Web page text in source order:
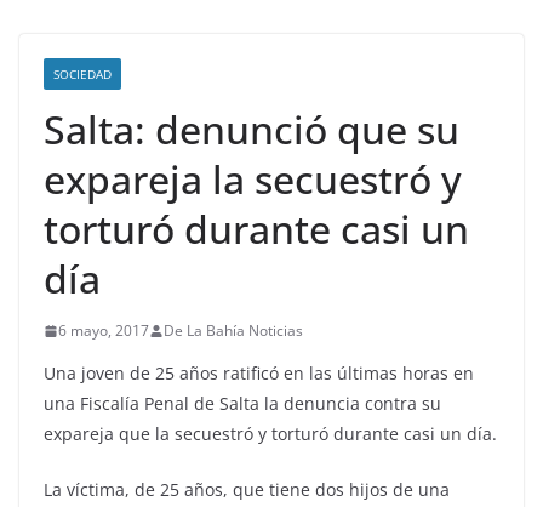
SOCIEDAD
Salta: denunció que su
expareja la secuestró y
torturó durante casi un
día
6 mayo, 2017 De La Bahía Noticias
Una joven de 25 años ratificó en las últimas horas en
una Fiscalía Penal de Salta la denuncia contra su
expareja que la secuestró y torturó durante casi un día.
La víctima, de 25 años, que tiene dos hijos de una